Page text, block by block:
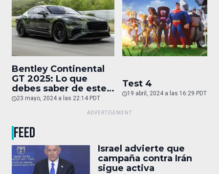
Bentley Continental
GT 2025: Lo que
debes saber de este
auto de superlujo
23 mayo, 2024 a las 22:14 PDT
Test 4
19 abril, 2024 a las 16:29 PDT
FEED
Israel advierte que
campaña contra Irán
sigue activa